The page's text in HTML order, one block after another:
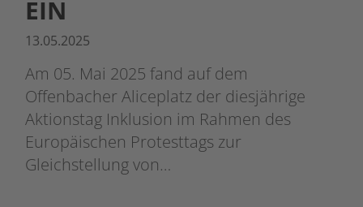
EIN
13.05.2025
Am 05. Mai 2025 fand auf dem
Offenbacher Aliceplatz der diesjährige
Aktionstag Inklusion im Rahmen des
Europäischen Protesttags zur
Gleichstellung von…